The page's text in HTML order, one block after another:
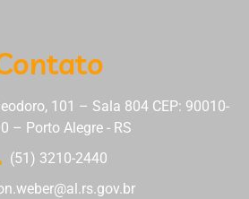
101 – Sala 804 CEP: 90010-
– Porto Alegre - RS
(51) 3210-2440